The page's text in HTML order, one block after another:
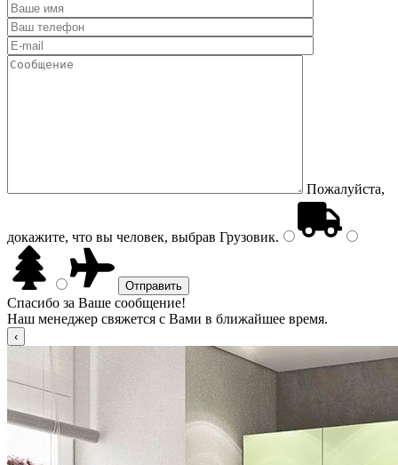
Пожалуйста,
докажите, что вы человек, выбрав Грузовик.
Спасибо за Ваше сообщение!
Наш менеджер свяжется с Вами в ближайшее время.